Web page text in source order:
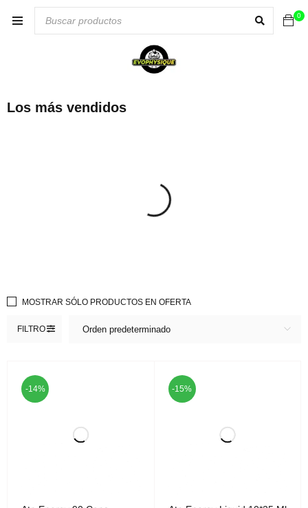
0
Los más vendidos
FILTRO Orden predeterminado
MOSTRAR SÓLO PRODUCTOS EN OFERTA
-14% -15%